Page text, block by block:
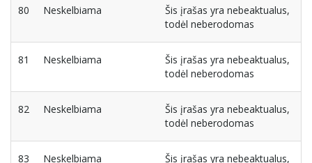
80 Neskelbiama
Šis įrašas yra nebeaktualus,
todėl neberodomas
81 Neskelbiama
Šis įrašas yra nebeaktualus,
todėl neberodomas
82 Neskelbiama
Šis įrašas yra nebeaktualus,
todėl neberodomas
83 Neskelbiama
Šis įrašas yra nebeaktualus,